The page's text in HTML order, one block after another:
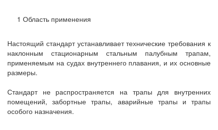
1 Область применения
Настоящий стандарт устанавливает технические требования к
наклонным стационарным стальным палубным трапам,
применяемым на судах внутреннего плавания, и их основные
размеры.
Стандарт не распространяется на трапы для внутренних
помещений, забортные трапы, аварийные трапы и трапы
особого назначения.